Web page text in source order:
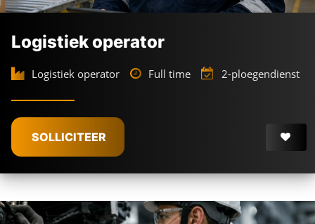
Logistiek operator
Logistiek operator Full time 2-ploegendienst
SOLLICITEER